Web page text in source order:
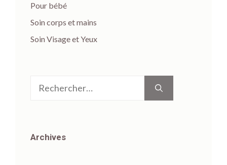
Pour bébé
Soin corps et mains
Soin Visage et Yeux
Archives